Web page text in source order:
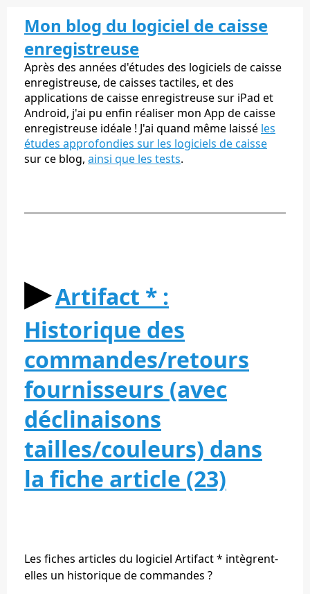
Mon blog du logiciel de caisse
enregistreuse
Après des années d'études des logiciels de caisse
enregistreuse, de caisses tactiles, et des
applications de caisse enregistreuse sur iPad et
Android, j'ai pu enfin réaliser mon App de caisse
enregistreuse idéale ! J'ai quand même laissé les
études approfondies sur les logiciels de caisse
sur ce blog, ainsi que les tests.
▶︎Artifact * :
Historique des
commandes/retours
fournisseurs (avec
déclinaisons
tailles/couleurs) dans
la fiche article (23)
Les fiches articles du logiciel Artifact * intègrent-
elles un historique de commandes ?